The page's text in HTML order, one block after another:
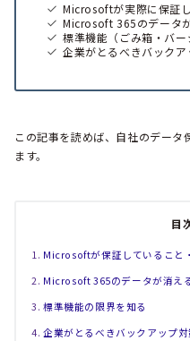
Microsoftが実際に保証
Microsoft 365のデータ
標準機能（ごみ箱・バ
企業がとるべきバック
この記事を読めば、自社のデー
ます。
目
Microsoftが保証していること
Microsoft 365のデータが消え
標準機能の限界を知る
企業がとるべきバックアップ対